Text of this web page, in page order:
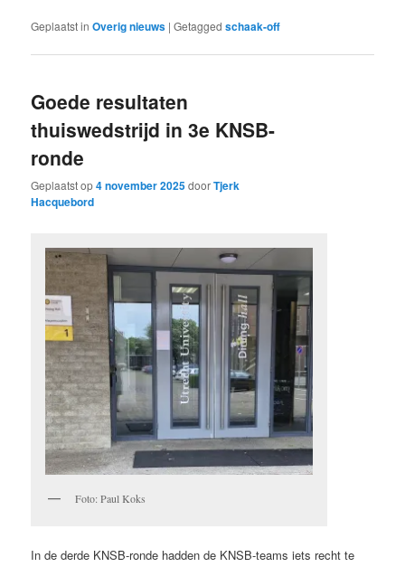
Geplaatst in Overig nieuws |Getagged schaak-off
Goede resultaten
thuiswedstrijd in 3e KNSB-
ronde
Geplaatst op4 november 2025doorTjerk
Hacquebord
Foto: Paul Koks
In de derde KNSB-ronde hadden de KNSB-teams iets recht te